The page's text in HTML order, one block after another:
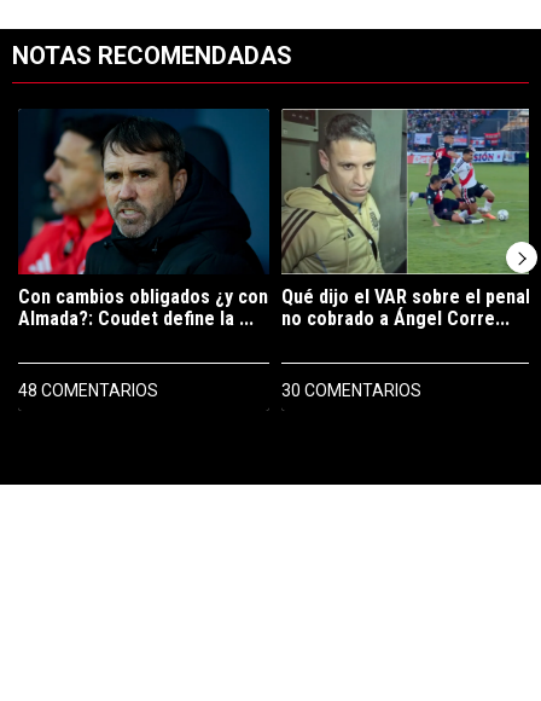
NOTAS RECOMENDADAS
Un artículo de tendencia con el título "Con cambios obligados ¿y
Con cambios obligados ¿y con
Almada?: Coudet define la ...
48 COMENTARIOS
Un artículo de tendencia con el
Qué dijo el VAR sobre el penal
no cobrado a Ángel Corre...
30 COMENTARIOS